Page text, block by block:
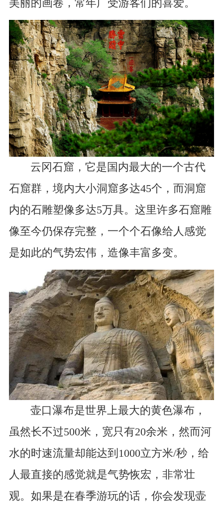
美丽的画卷，常年广受游客们的喜爱。
云冈石窟，它是国内最大的一个古代
石窟群，境内大小洞窟多达45个，而洞窟
内的石雕塑像多达5万具。这里许多石窟雕
像至今仍保存完整，一个个石像给人感觉
是如此的气势宏伟，造像丰富多变。
壶口瀑布是世界上最大的黄色瀑布，
虽然长不过500米，宽只有20余米，然而河
水的时速流量却能达到1000立方米/秒，给
人最直接的感觉就是气势恢宏，非常壮
观。如果是在春季游玩的话，你会发现壶